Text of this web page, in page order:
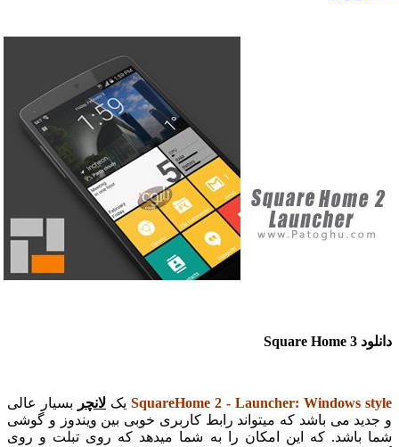
دانلود Square Home 3
SquareHome 2 - Launcher: Windows styleیک لانچر بسیار عالی
و جدید می باشد که میتواند رابط کاربری خوبی بین ویندوز و گوشی
شما باشد. که این امکان را به شما میدهد که روی تبلت و روی